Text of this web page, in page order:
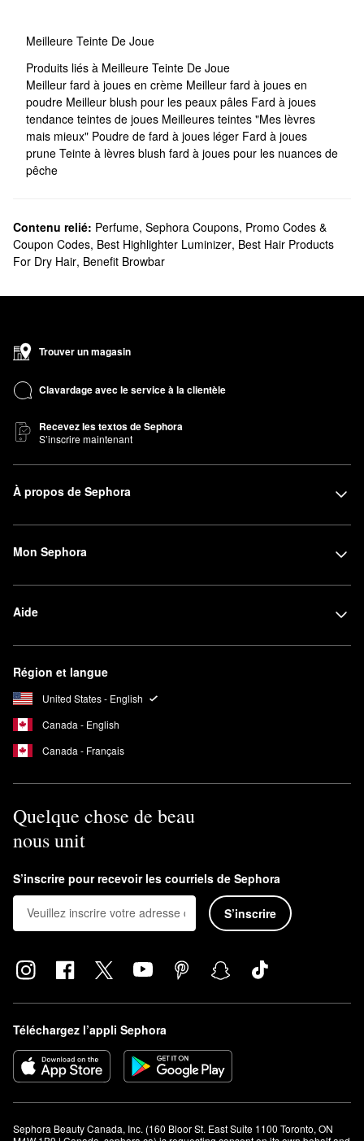
Meilleure Teinte De Joue
Produits liés à Meilleure Teinte De Joue
Meilleur fard à joues en crème Meilleur fard à joues en
poudre Meilleur blush pour les peaux pâles Fard à joues
tendance teintes de joues Meilleures teintes "Mes lèvres
mais mieux" Poudre de fard à joues léger Fard à joues
prune Teinte à lèvres blush fard à joues pour les nuances de
pêche
Contenu relié: Perfume, Sephora Coupons, Promo Codes &
Coupon Codes, Best Highlighter Luminizer, Best Hair Products
For Dry Hair, Benefit Browbar
Trouver un magasin
Clavardage avec le service à la clientèle
Recevez les textos de Sephora
S’inscrire maintenant
À propos de Sephora
Mon Sephora
Aide
Région et langue
United States - English
Canada - English
Canada - Français
Quelque chose de beau
nous unit
S’inscrire pour recevoir les courriels de Sephora
S’inscrire
Téléchargez l’appli Sephora
Sephora Beauty Canada, Inc. (160 Bloor St. East Suite 1100 Toronto, ON